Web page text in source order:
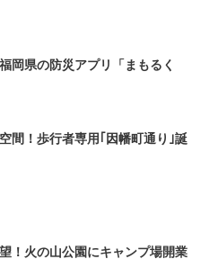
県の防災アプリ「まもるく
間！歩行者専用｢因幡町通り｣誕
！火の山公園にキャンプ場開業